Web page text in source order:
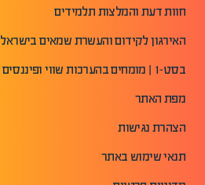
חוות דעת והמלצות תלמידים
האירגון לקידום והעשרת שמאים בישראל
בסט-1 | מומחים בהערכות שווי ופיננסים
מפת האתר
הצהרת נגישות
תנאי שימוש באתר